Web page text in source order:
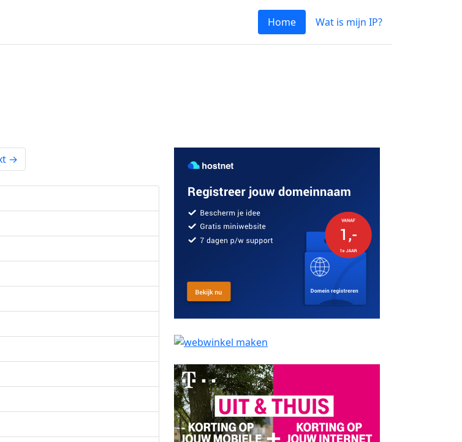
Home Wat is mijn IP?
→